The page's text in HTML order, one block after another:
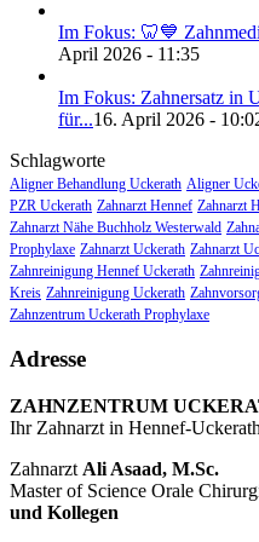
Im Fokus: 🦷💙
April 2026 - 11:35
Im Fokus: Zahnersatz in
für...16. April 2026 -
Schlagworte
Aligner Behandlung Uckerath Aligner
PZR Uckerath Zahnarzt Hennef Zahnarzt
Zahnarzt Nähe Buchholz Westerwald
Prophylaxe Zahnarzt Uckerath Zahnarzt
Zahnreinigung Hennef Uckerath
Kreis Zahnreinigung Uckerath
Zahnzentrum Uckerath Prophylaxe
Adresse
ZAHNZENTRUM
Ihr Zahnarzt in Hennef-Uckerath
Zahnarzt Ali Asaad, M.Sc.
Master of Science Orale
und Kollegen